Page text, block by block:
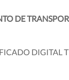
DE
DIGITAL